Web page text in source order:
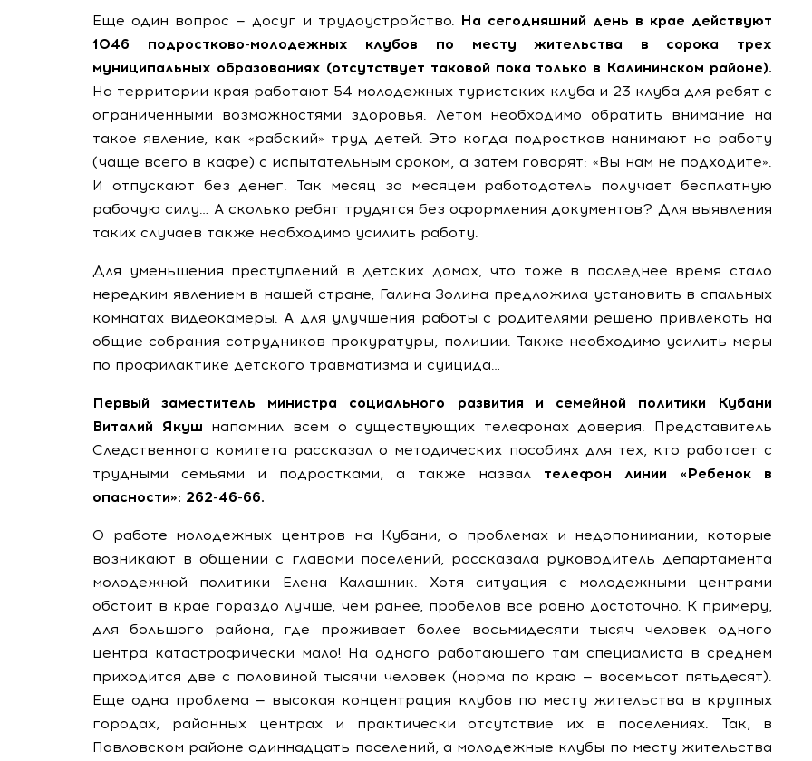
Еще один вопрос — досуг и трудоустройство. На сегодняшний день в крае действуют
1046 подростково-молодежных клубов по месту жительства в сорока трех
муниципальных образованиях (отсутствует таковой пока только в Калининском районе).
На территории края работают 54 молодежных туристских клуба и 23 клуба для ребят с
ограниченными возможностями здоровья. Летом необходимо обратить внимание на
такое явление, как «рабский» труд детей. Это когда подростков нанимают на работу
(чаще всего в кафе) с испытательным сроком, а затем говорят: «Вы нам не подходите».
И отпускают без денег. Так месяц за месяцем работодатель получает бесплатную
рабочую силу… А сколько ребят трудятся без оформления документов? Для выявления
таких случаев также необходимо усилить работу.
Для уменьшения преступлений в детских домах, что тоже в последнее время стало
нередким явлением в нашей стране, Галина Золина предложила установить в спальных
комнатах видеокамеры. А для улучшения работы с родителями решено привлекать на
общие собрания сотрудников прокуратуры, полиции. Также необходимо усилить меры
по профилактике детского травматизма и суицида…
Первый заместитель министра социального развития и семейной политики Кубани
Виталий Якуш напомнил всем о существующих телефонах доверия. Представитель
Следственного комитета рассказал о методических пособиях для тех, кто работает с
трудными семьями и подростками, а также назвал телефон линии «Ребенок в
опасности»: 262-46-66.
О работе молодежных центров на Кубани, о проблемах и недопонимании, которые
возникают в общении с главами поселений, рассказала руководитель департамента
молодежной политики Елена Калашник. Хотя ситуация с молодежными центрами
обстоит в крае гораздо лучше, чем ранее, пробелов все равно достаточно. К примеру,
для большого района, где проживает более восьмидесяти тысяч человек одного
центра катастрофически мало! На одного работающего там специалиста в среднем
приходится две с половиной тысячи человек (норма по краю — восемьсот пятьдесят).
Еще одна проблема — высокая концентрация клубов по месту жительства в крупных
городах, районных центрах и практически отсутствие их в поселениях. Так, в
Павловском районе одиннадцать поселений, а молодежные клубы по месту жительства